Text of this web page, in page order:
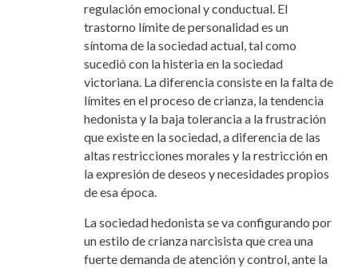
regulación emocional y conductual. El
trastorno límite de personalidad es un
síntoma de la sociedad actual, tal como
sucedió con la histeria en la sociedad
victoriana. La diferencia consiste en la falta de
límites en el proceso de crianza, la tendencia
hedonista y la baja tolerancia a la frustración
que existe en la sociedad, a diferencia de las
altas restricciones morales y la restricción en
la expresión de deseos y necesidades propios
de esa época.
La sociedad hedonista se va configurando por
un estilo de crianza narcisista que crea una
fuerte demanda de atención y control, ante la